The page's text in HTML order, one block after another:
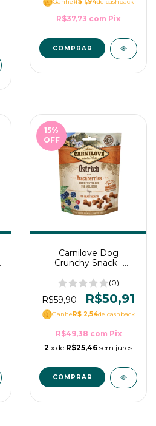
R$37,73 com Pix
15%
OFF
Carnilove Dog
Crunchy Snack -
Avestruz e amoras
200g
(0)
R$59,90 R$50,91
GanheR$ 2,54de cashback
R$49,38 com Pix
2 x de R$25,46 sem juros